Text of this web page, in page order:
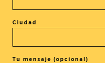
Ciudad
Tu mensaje (opcional)